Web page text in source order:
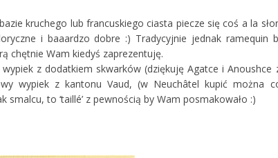
kruchego lub francuskiego ciasta piecze się coś a la
i baaardzo dobre :) Tradycyjnie jednak ramequin
chętnie Wam kiedyś zaprezentuję.
z dodatkiem skwarków (dziękuję Agatce i Anoushce
wypiek z kantonu Vaud, (w Neuchâtel kupić można
to ‘taillé’ z pewnością by Wam posmakowało :)